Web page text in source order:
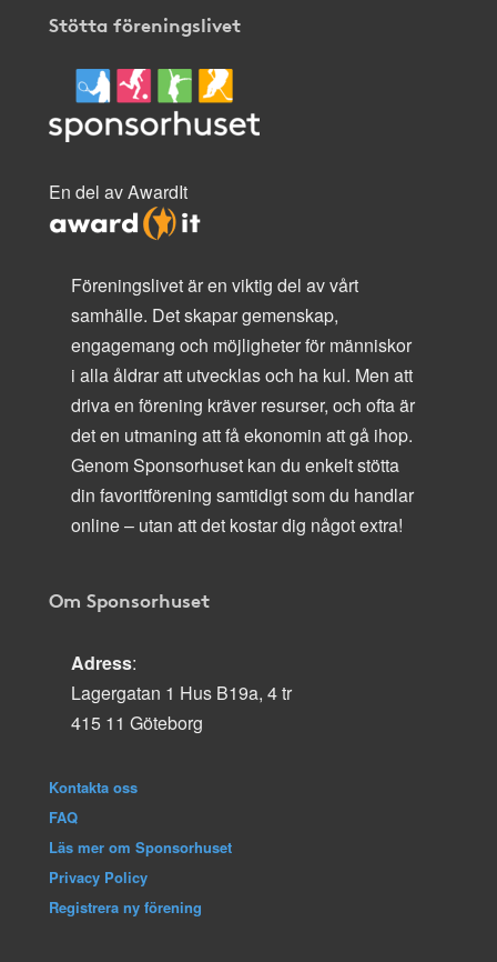
Stötta föreningslivet
En del av AwardIt
Föreningslivet är en viktig del av vårt
samhälle. Det skapar gemenskap,
engagemang och möjligheter för människor
i alla åldrar att utvecklas och ha kul. Men att
driva en förening kräver resurser, och ofta är
det en utmaning att få ekonomin att gå ihop.
Genom Sponsorhuset kan du enkelt stötta
din favoritförening samtidigt som du handlar
online – utan att det kostar dig något extra!
Om Sponsorhuset
Adress:
Lagergatan 1 Hus B19a, 4 tr
415 11 Göteborg
Kontakta oss
FAQ
Läs mer om Sponsorhuset
Privacy Policy
Registrera ny förening